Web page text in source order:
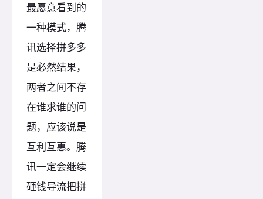
最愿意看到的
一种模式，腾
讯选择拼多多
是必然结果，
两者之间不存
在谁求谁的问
题，应该说是
互利互惠。腾
讯一定会继续
砸钱导流把拼